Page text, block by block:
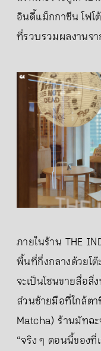
อินดี้แม็กกาซีน โฟ
ที่รวบรวมผลงานจ
ภายในร้าน THE
พื้นที่กึ่งกลางด้วยโ
จะเป็นโซนขายสื่อสิ่
ส่วนซ้ายมือที่ใกล้
Matcha) ร้านมัทฉ
“จริง ๆ ตอนนี้ของที่